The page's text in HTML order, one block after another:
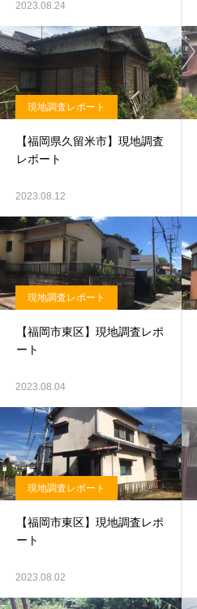
2023.08.24
現地調査レポート
【福岡県久留米市】現地調査
レポート
2023.08.12
現地調査レポート
【福岡市東区】現地調査レポ
ート
2023.08.04
現地調査レポート
【福岡市東区】現地調査レポ
ート
2023.08.02